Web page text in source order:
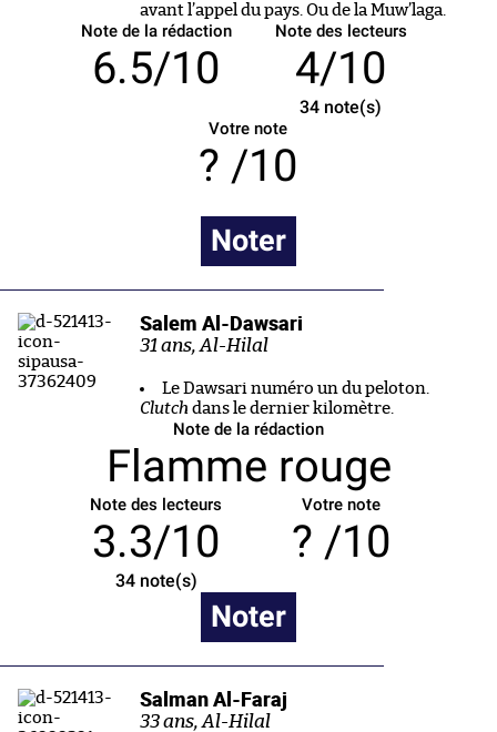
avant l’appel du pays. Ou de la Muw’laga.
Note de la rédaction
6.5/10
Note des lecteurs
4/10
34 note(s)
Votre note
/10
Noter
Salem Al-Dawsari
31 ans, Al-Hilal
Le Dawsari numéro un du peloton.
Clutch dans le dernier kilomètre.
Note de la rédaction
Flamme rouge
Note des lecteurs
3.3/10
34note(s)
Votre note
/10
Noter
Salman Al-Faraj
33 ans, Al-Hilal